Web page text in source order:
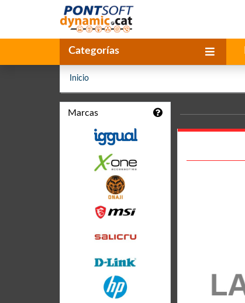
Categorías
Inicio
Marcas